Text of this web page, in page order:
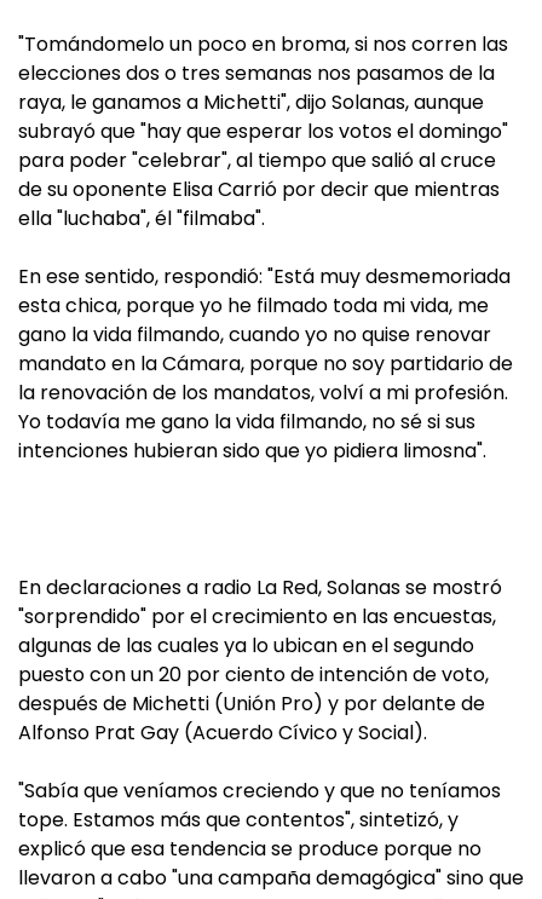
"Tomándomelo un poco en broma, si nos corren las
elecciones dos o tres semanas nos pasamos de la
raya, le ganamos a Michetti", dijo Solanas, aunque
subrayó que "hay que esperar los votos el domingo"
para poder "celebrar", al tiempo que salió al cruce
de su oponente Elisa Carrió por decir que mientras
ella "luchaba", él "filmaba".
En ese sentido, respondió: "Está muy desmemoriada
esta chica, porque yo he filmado toda mi vida, me
gano la vida filmando, cuando yo no quise renovar
mandato en la Cámara, porque no soy partidario de
la renovación de los mandatos, volví a mi profesión.
Yo todavía me gano la vida filmando, no sé si sus
intenciones hubieran sido que yo pidiera limosna".
En declaraciones a radio La Red, Solanas se mostró
"sorprendido" por el crecimiento en las encuestas,
algunas de las cuales ya lo ubican en el segundo
puesto con un 20 por ciento de intención de voto,
después de Michetti (Unión Pro) y por delante de
Alfonso Prat Gay (Acuerdo Cívico y Social).
"Sabía que veníamos creciendo y que no teníamos
tope. Estamos más que contentos", sintetizó, y
explicó que esa tendencia se produce porque no
llevaron a cabo "una campaña demagógica" sino que